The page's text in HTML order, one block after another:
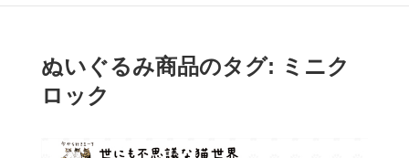
ぬいぐるみ商品のタグ: ミニク
ロック